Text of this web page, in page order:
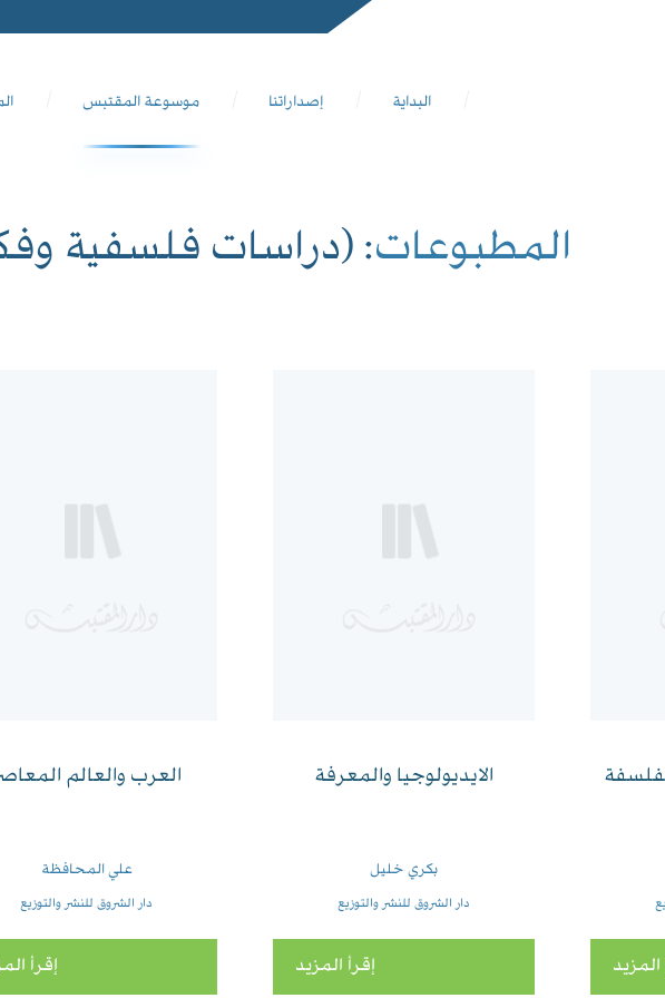
البداية إصداراتنا موسوعة المقتبس
المطبوعات: (دراسات فلسفية
المزيد
الايديولوجيا والمعرفة
بكري خليل
دار الشروق للنشر والتوزيع
إقرأ المزيد
العرب والعالم
علي المحافظة
دار الشروق للنشر والتوزيع
إقرأ